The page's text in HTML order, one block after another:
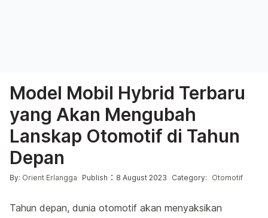
Model Mobil Hybrid Terbaru
yang Akan Mengubah
Lanskap Otomotif di Tahun
Depan
Posted by
By: Orient Erlangga Publish : 8 August 2023 Posted in
Category: Otomotif
Tahun depan, dunia otomotif akan menyaksikan